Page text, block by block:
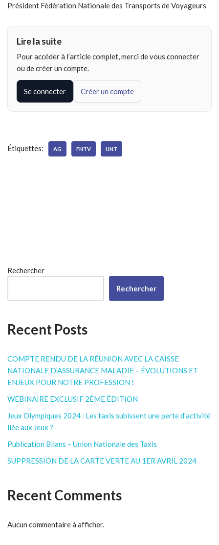
Président Fédération Nationale des Transports de Voyageurs
Lire la suite
Pour accéder à l’article complet, merci de vous connecter
ou de créer un compte.
Se connecter Créer un compte
Étiquettes: AG FNTV UNT
Rechercher
Rechercher
Recent Posts
COMPTE RENDU DE LA RÉUNION AVEC LA CAISSE
NATIONALE D’ASSURANCE MALADIE – ÉVOLUTIONS ET
ENJEUX POUR NOTRE PROFESSION !
WEBINAIRE EXCLUSIF 2ÈME ÉDITION
Jeux Olympiques 2024 : Les taxis subissent une perte d’activité
liée aux Jeux ?
Publication Bilans – Union Nationale des Taxis
SUPPRESSION DE LA CARTE VERTE AU 1ER AVRIL 2024
Recent Comments
Aucun commentaire à afficher.